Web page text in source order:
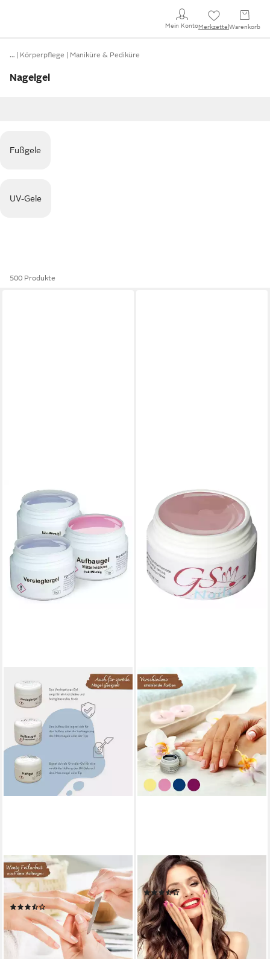
Mein KontoMerkzettel Warenkorb
… Körperpflege Maniküre & Pediküre
Nagelgel
Fußgele
UV-Gele
500 Produkte
GS-NAILS
UV-Gel Set 3 x 15ml pink
milchig, Mit Gilbschutz
(14)
13,99 €
(310,89 €/ 1 l)
lieferbar - in 4-5 Werktagen bei dir
GS-NAILS
UV-Gel 5ml Beige 09 #B3
(11)
3,49 €
(698,00 €/ 1 l)
lieferbar - in 4-5 Werktagen bei dir
+46